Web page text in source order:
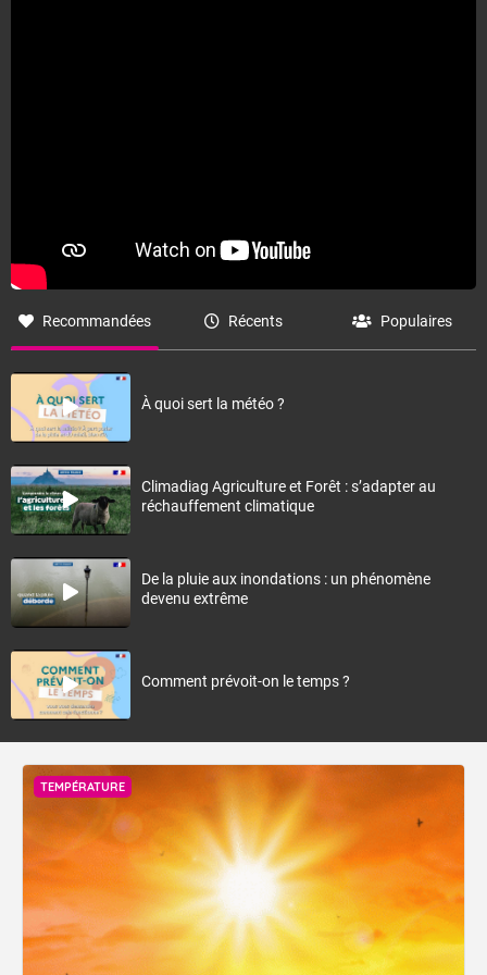
Recommandées Récents Populaires
À quoi sert la météo ?
Climadiag Agriculture et Forêt : s’adapter au
réchauffement climatique
De la pluie aux inondations : un phénomène
devenu extrême
Comment prévoit-on le temps ?
TEMPÉRATURE